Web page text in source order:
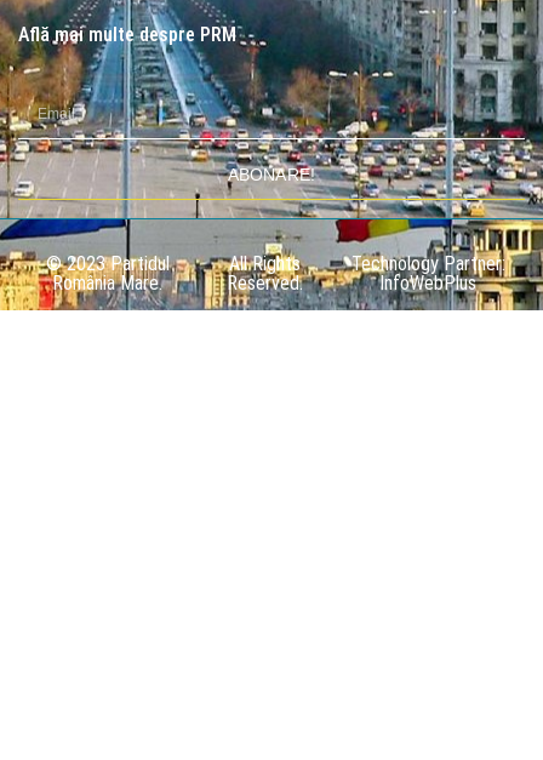
Află mai multe despre PRM
ABONARE!
© 2023 Partidul
România Mare.
All Rights
Reserved.
Technology Partner:
InfoWebPlus